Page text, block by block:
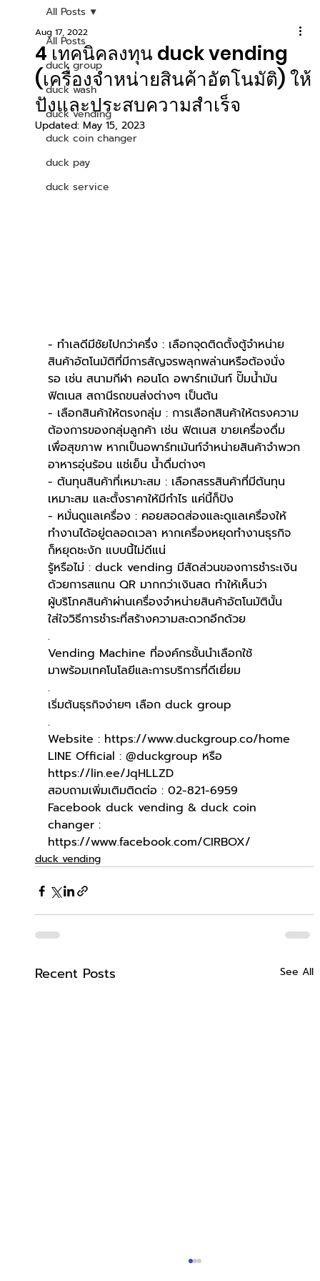
All Posts
duck group
duck wash
duck vending
duck coin changer
duck pay
duck service
All Posts
4 เทคนิคลงทุน duck vending
(เครื่องจำหน่ายสินค้าอัตโนมัติ) ให้
ปังและประสบความสำเร็จ
Aug 17, 2022
Updated: May 15, 2023
- ทำเลดีมีชัยไปกว่าครึ่ง : เลือกจุดติดตั้งตู้จำหน่าย
สินค้าอัตโนมัติที่มีการสัญจรพลุกพล่านหรือต้องนั่ง
รอ เช่น สนามกีฬา คอนโด อพาร์ทเม้นท์ ปั๊มน้ำมัน
ฟิตเนส สถานีรถขนส่งต่างๆ เป็นต้น
- เลือกสินค้าให้ตรงกลุ่ม : การเลือกสินค้าให้ตรงความ
ต้องการของกลุ่มลูกค้า เช่น ฟิตเนส ขายเครื่องดื่ม
เพื่อสุขภาพ หากเป็นอพาร์ทเม้นท์จำหน่ายสินค้าจำพวก
อาหารอุ่นร้อน แช่เย็น น้ำดื่มต่างๆ
- ต้นทุนสินค้าที่เหมาะสม : เลือกสรรสินค้าที่มีต้นทุน
เหมาะสม และตั้งราคาให้มีกำไร แค่นี้ก็ปัง
- หมั่นดูแลเครื่อง : คอยสอดส่องและดูแลเครื่องให้
ทำงานได้อยู่ตลอดเวลา หากเครื่องหยุดทำงานธุรกิจ
ก็หยุดชะงัก แบบนี้ไม่ดีแน่
รู้หรือไม่ : duck vending มีสัดส่วนของการชำระเงิน
ด้วยการสแกน QR มากกว่าเงินสด ทำให้เห็นว่า
ผู้บริโภคสินค้าผ่านเครื่องจำหน่ายสินค้าอัตโนมัตินั้น
ใส่ใจวิธีการชำระที่สร้างความสะดวกอีกด้วย
.
Vending Machine ที่องค์กรชั้นนำเลือกใช้
มาพร้อมเทคโนโลยีและการบริการที่ดีเยี่ยม
.
เริ่มต้นธุรกิจง่ายๆ เลือก duck group
.
Website : https://www.duckgroup.co/home
LINE Official : @duckgroup หรือ
https://lin.ee/JqHLLZD
สอบถามเพิ่มเติมติดต่อ : 02-821-6959
Facebook duck vending & duck coin
changer :
https://www.facebook.com/CIRBOX/
duck vending
Recent Posts See All